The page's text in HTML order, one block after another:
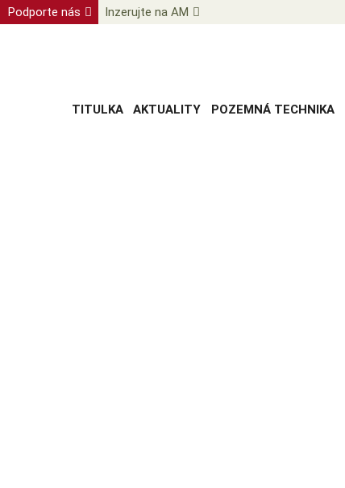
Podporte nás Inzerujte na AM
TITULKA AKTUALITY POZEMNÁ TECHNIKA